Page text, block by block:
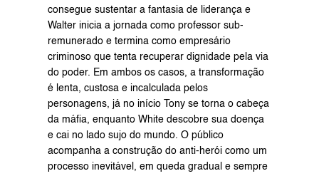
consegue sustentar a fantasia de liderança e
Walter inicia a jornada como professor sub-
remunerado e termina como empresário
criminoso que tenta recuperar dignidade pela via
do poder. Em ambos os casos, a transformação
é lenta, custosa e incalculada pelos
personagens, já no início Tony se torna o cabeça
da máfia, enquanto White descobre sua doença
e cai no lado sujo do mundo. O público
acompanha a construção do anti-herói como um
processo inevitável, em queda gradual e sempre